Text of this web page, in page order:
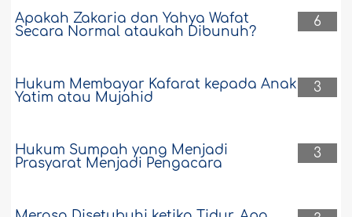
6
Apakah Zakaria dan Yahya Wafat
Secara Normal ataukah Dibunuh?
3
Hukum Membayar Kafarat kepada Anak
Yatim atau Mujahid
3
Hukum Sumpah yang Menjadi
Prasyarat Menjadi Pengacara